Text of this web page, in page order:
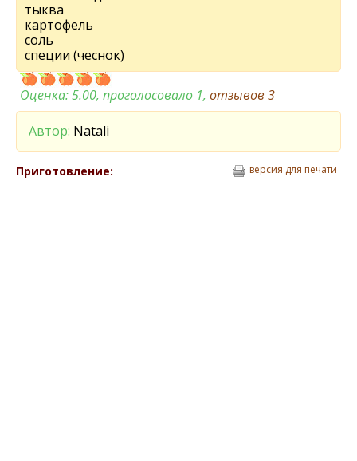
тыква
картофель
соль
специи (чеснок)
Оценка:5.00, проголосовало 1, отзывов 3
Автор: Natali
Приготовление: версия для печати